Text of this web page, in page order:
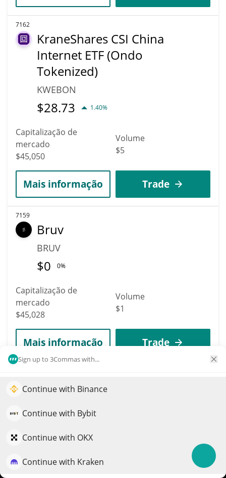
Sign up to 3Commas with...
Continue with Binance
Continue with Bybit
Continue with OKX
Continue with Kraken
7162
KraneShares CSI China
Internet ETF (Ondo
Tokenized)
KWEBON
$28.73 1.40%
Capitalização de
mercado
$45,050
Volume
$5
Mais informação Trade
7159
Bruv
BRUV
$0 0%
Capitalização de
mercado
$45,028
Volume
$1
Mais informação Trade
DESK
0.00004869
mercado
Impulsione o crescimento do seu portfólio com IA
QuantPilot é uma plataforma completa de estratégias onde
estratégias e conduzem pesquisas de mercado
Experimente grátis